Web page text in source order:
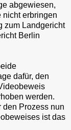
abgewiesen,
erbringen
zum Landgericht
Berlin
dafür, den
werden.
den Prozess nun
ist das